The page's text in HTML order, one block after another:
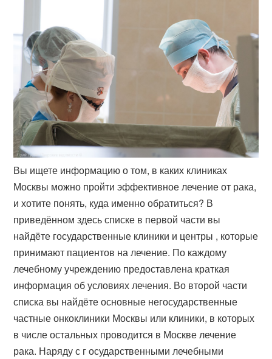
Вы ищете информацию о том, в каких клиниках
Москвы можно пройти эффективное лечение от рака,
и хотите понять, куда именно обратиться? В
приведённом здесь списке в первой части вы
найдёте государственные клиники и центры , которые
принимают пациентов на лечение. По каждому
лечебному учреждению предоставлена краткая
информация об условиях лечения. Во второй части
списка вы найдёте основные негосударственные
частные онкоклиники Москвы или клиники, в которых
в числе остальных проводится в Москве лечение
рака. Наряду с г осударственными лечебными